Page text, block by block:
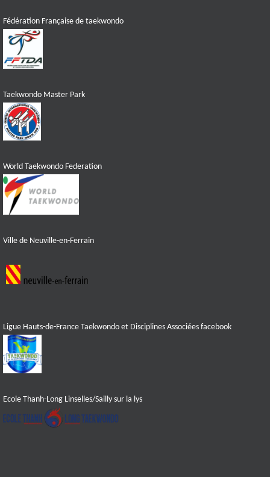
Fédération Française de taekwondo
Taekwondo Master Park
World Taekwondo Federation
Ville de Neuville-en-Ferrain
Ligue Hauts-de-France Taekwondo et Disciplines Associées facebook
Ecole Thanh-Long Linselles/Sailly sur la lys